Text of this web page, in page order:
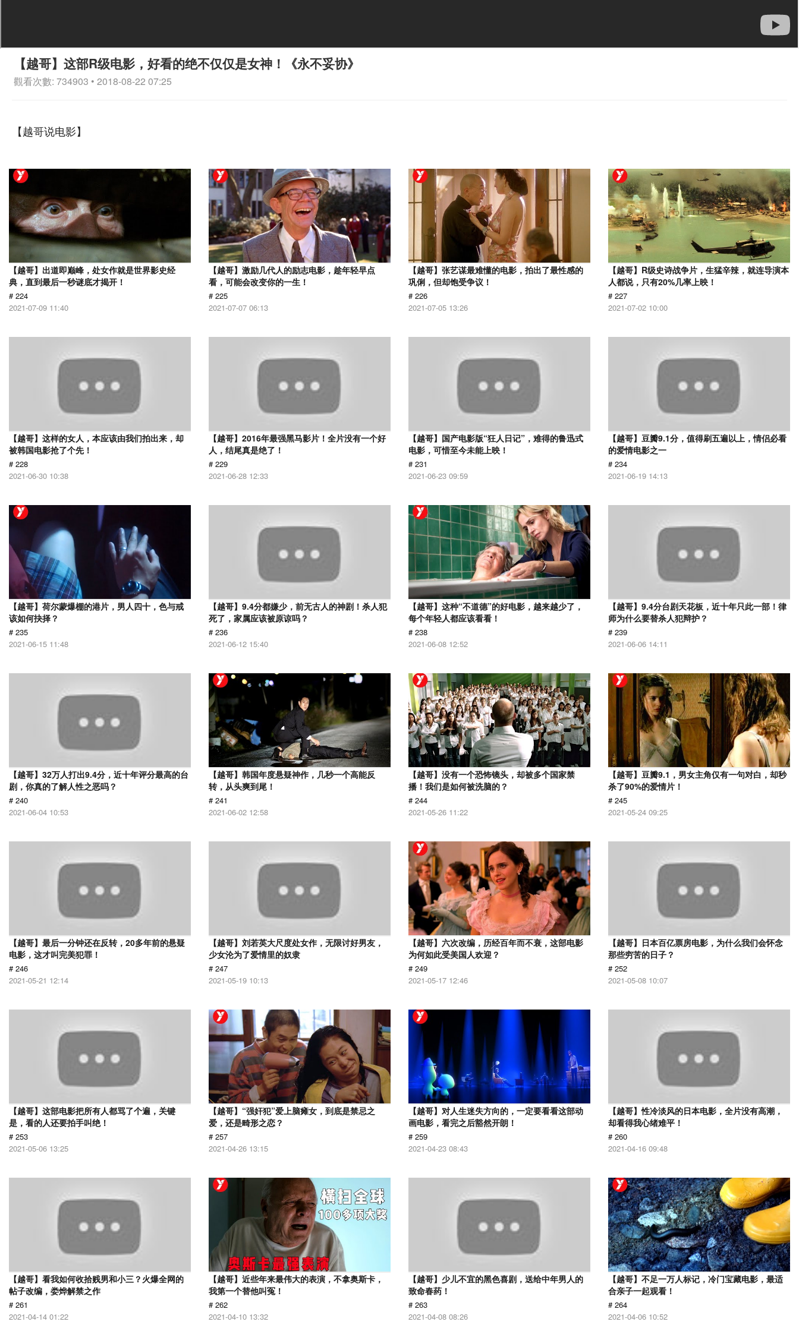
【越哥】这部R级电影，好看的绝不仅仅是女神！《永不妥协》
觀看次數: 734903 • 2018-08-22 07:25
【越哥说电影】
【越哥】出道即巅峰，处女作就是世界影史经
典，直到最后一秒谜底才揭开！
# 224
2021-07-09 11:40
【越哥】激励几代人的励志电影，趁年轻早点
看，可能会改变你的一生！
# 225
2021-07-07 06:13
【越哥】张艺谋最难懂的电影，拍出了最性感的
巩俐，但却饱受争议！
# 226
2021-07-05 13:26
【越哥】R级史诗战争片，生猛辛辣，就连导演本
人都说，只有20%几率上映！
# 227
2021-07-02 10:00
【越哥】这样的女人，本应该由我们拍出来，却
被韩国电影抢了个先！
# 228
2021-06-30 10:38
【越哥】2016年最强黑马影片！全片没有一个好
人，结尾真是绝了！
# 229
2021-06-28 12:33
【越哥】国产电影版“狂人日记”，难得的鲁迅式
电影，可惜至今未能上映！
# 231
2021-06-23 09:59
【越哥】豆瓣9.1分，值得刷五遍以上，情侣必看
的爱情电影之一
# 234
2021-06-19 14:13
【越哥】荷尔蒙爆棚的港片，男人四十，色与戒
该如何抉择？
# 235
2021-06-15 11:48
【越哥】9.4分都嫌少，前无古人的神剧！杀人犯
死了，家属应该被原谅吗？
# 236
2021-06-12 15:40
【越哥】这种“不道德”的好电影，越来越少了，
每个年轻人都应该看看！
# 238
2021-06-08 12:52
【越哥】9.4分台剧天花板，近十年只此一部！律
师为什么要替杀人犯辩护？
# 239
2021-06-06 14:11
【越哥】32万人打出9.4分，近十年评分最高的台
剧，你真的了解人性之恶吗？
# 240
2021-06-04 10:53
【越哥】韩国年度悬疑神作，几秒一个高能反
转，从头爽到尾！
# 241
2021-06-02 12:58
【越哥】没有一个恐怖镜头，却被多个国家禁
播！我们是如何被洗脑的？
# 244
2021-05-26 11:22
【越哥】豆瓣9.1，男女主角仅有一句对白，却秒
杀了90%的爱情片！
# 245
2021-05-24 09:25
【越哥】最后一分钟还在反转，20多年前的悬疑
电影，这才叫完美犯罪！
# 246
2021-05-21 12:14
【越哥】刘若英大尺度处女作，无限讨好男友，
少女沦为了爱情里的奴隶
# 247
2021-05-19 10:13
【越哥】六次改编，历经百年而不衰，这部电影
为何如此受美国人欢迎？
# 249
2021-05-17 12:46
【越哥】日本百亿票房电影，为什么我们会怀念
那些穷苦的日子？
# 252
2021-05-08 10:07
【越哥】这部电影把所有人都骂了个遍，关键
是，看的人还要拍手叫绝！
# 253
2021-05-06 13:25
【越哥】“强奸犯”爱上脑瘫女，到底是禁忌之
爱，还是畸形之恋？
# 257
2021-04-26 13:15
【越哥】对人生迷失方向的，一定要看看这部动
画电影，看完之后豁然开朗！
# 259
2021-04-23 08:43
【越哥】性冷淡风的日本电影，全片没有高潮，
却看得我心绪难平！
# 260
2021-04-16 09:48
【越哥】看我如何收拾贱男和小三？火爆全网的
帖子改编，娄烨解禁之作
# 261
2021-04-14 01:22
【越哥】近些年来最伟大的表演，不拿奥斯卡，
我第一个替他叫冤！
# 262
2021-04-10 13:32
【越哥】少儿不宜的黑色喜剧，送给中年男人的
致命春药！
# 263
2021-04-08 08:26
【越哥】不足一万人标记，冷门宝藏电影，最适
合亲子一起观看！
# 264
2021-04-06 10:52